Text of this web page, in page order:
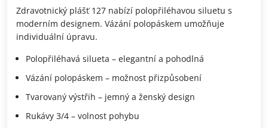
Zdravotnický plášť 127 nabízí polopřiléhavou siluetu s
moderním designem. Vázání polopáskem umožňuje
individuální úpravu.
Polopřiléhavá silueta – elegantní a pohodlná
Vázání polopáskem – možnost přizpůsobení
Tvarovaný výstřih – jemný a ženský design
Rukávy 3/4 – volnost pohybu